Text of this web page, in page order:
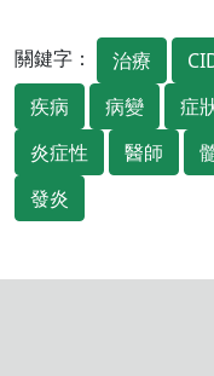
關鍵字： 治療
疾病
病變 症
炎症性
醫師
發炎